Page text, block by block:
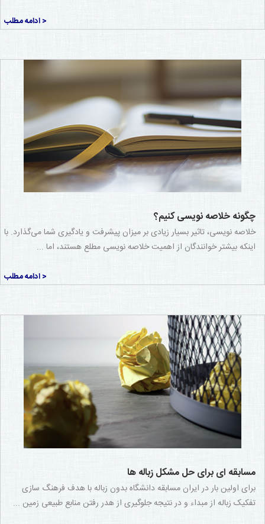
< ادامه مطلب
چگونه خلاصه نویسی کنیم؟
خلاصه نویسی، تاثیر بسیار زیادی بر میزان پیشرفت و یادگیری شما می‌گذارد. با
اینکه بیشتر خوانندگان از اهمیت خلاصه نویسی مطلع هستند، اما ...
< ادامه مطلب
مسابقه ای برای حل مشکل زباله ها
برای اولین بار در ایران مسابقه دانشگاه بدون زباله با هدف فرهنگ سازی
تفکیک زباله از مبداء و در نتیجه جلوگیری از هدر رفتن منابع طبیعی زمین ...